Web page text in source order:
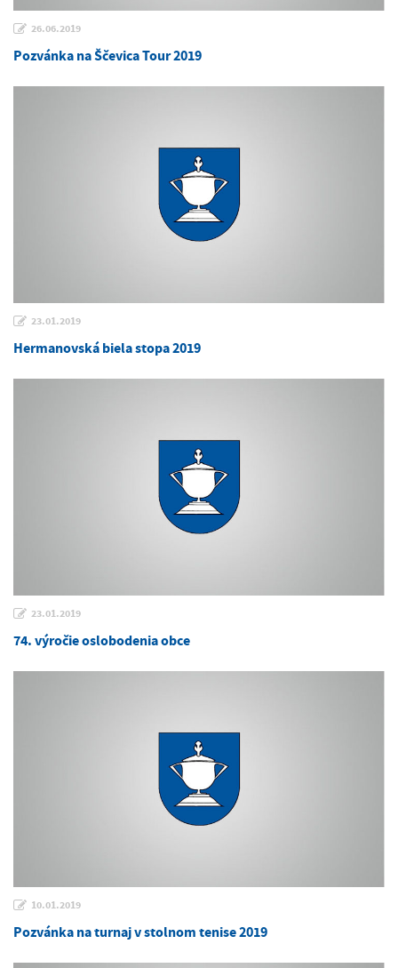
26.06.2019
Pozvánka na Ščevica Tour 2019
23.01.2019
Hermanovská biela stopa 2019
23.01.2019
74. výročie oslobodenia obce
10.01.2019
Pozvánka na turnaj v stolnom tenise 2019